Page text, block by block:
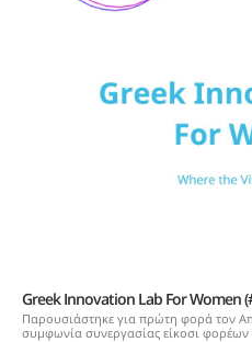
Greek Innovation Lab For Women
Παρουσιάστηκε για πρώτη φορά τον
συμφωνία συνεργασίας είκοσι φορέων